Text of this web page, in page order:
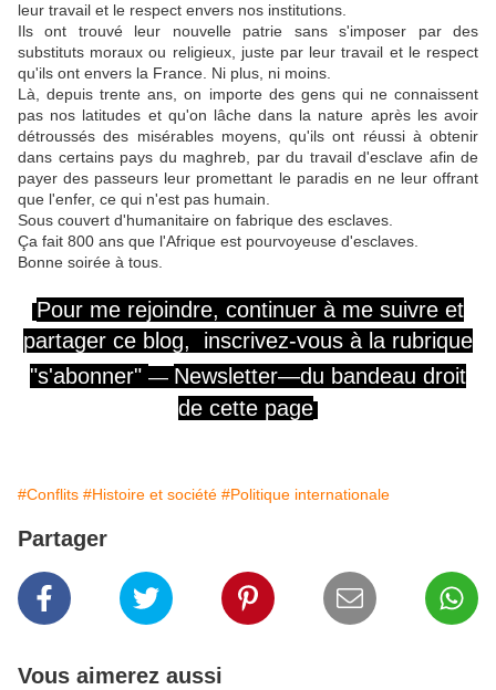
leur travail et le respect envers nos institutions.
Ils ont trouvé leur nouvelle patrie sans s'imposer par des
substituts moraux ou religieux, juste par leur travail et le respect
qu'ils ont envers la France. Ni plus, ni moins.
Là, depuis trente ans, on importe des gens qui ne connaissent
pas nos latitudes et qu'on lâche dans la nature après les avoir
détroussés des misérables moyens, qu'ils ont réussi à obtenir
dans certains pays du maghreb, par du travail d'esclave afin de
payer des passeurs leur promettant le paradis en ne leur offrant
que l'enfer, ce qui n'est pas humain.
Sous couvert d'humanitaire on fabrique des esclaves.
Ça fait 800 ans que l'Afrique est pourvoyeuse d'esclaves.
Bonne soirée à tous.
Pour me rejoindre, continuer à me suivre et
partager ce blog, inscrivez-vous à la rubrique
"s'abonner" — Newsletter—du bandeau droit
de cette page
#Conflits #Histoire et société #Politique internationale
Partager
Vous aimerez aussi